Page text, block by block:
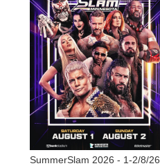
SummerSlam 2026 - 1-2/8/26